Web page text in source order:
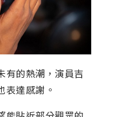
有的熱潮，演員吉
表達感謝。